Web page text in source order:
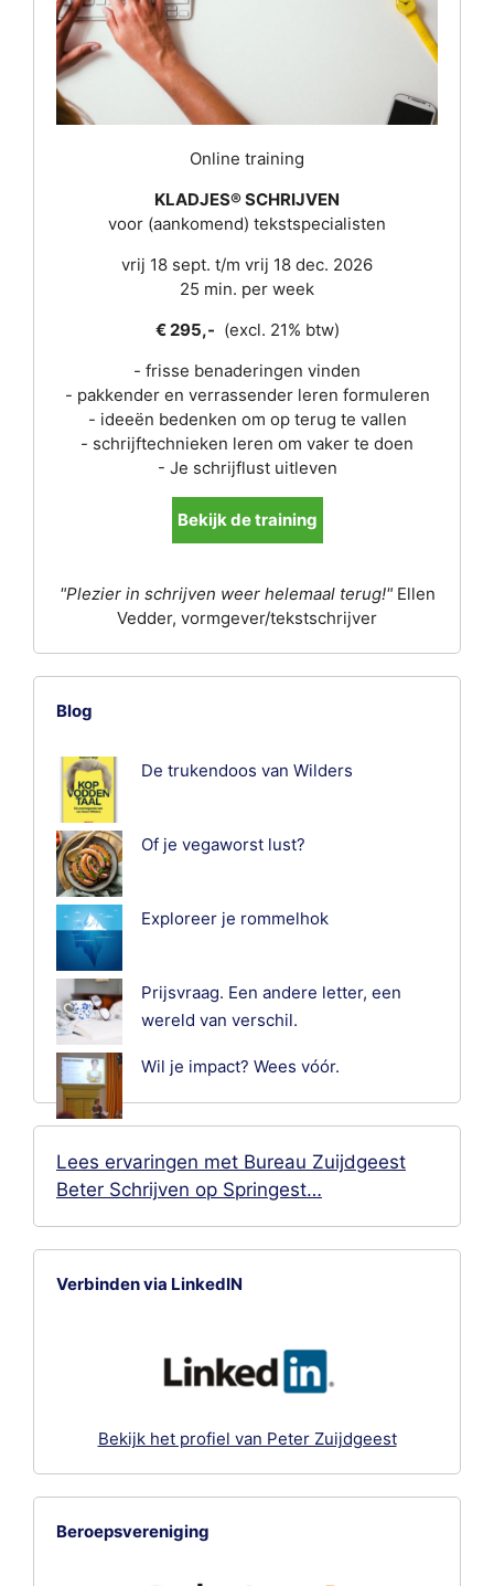
Online training
KLADJES® SCHRIJVEN
voor (aankomend) tekstspecialisten
vrij 18 sept. t/m vrij 18 dec. 2026
25 min. per week
€ 295,- (excl. 21% btw)
- frisse benaderingen vinden
- pakkender en verrassender leren formuleren
- ideeën bedenken om op terug te vallen
- schrijftechnieken leren om vaker te doen
- Je schrijflust uitleven
Bekijk de training
"Plezier in schrijven weer helemaal terug!" Ellen
Vedder, vormgever/tekstschrijver
Blog
De trukendoos van Wilders
Of je vegaworst lust?
Exploreer je rommelhok
Prijsvraag. Een andere letter, een
wereld van verschil.
Wil je impact? Wees vóór.
Lees ervaringen met Bureau Zuijdgeest
Beter Schrijven op Springest…
Verbinden via LinkedIN
Bekijk het profiel van Peter Zuijdgeest
Beroepsvereniging